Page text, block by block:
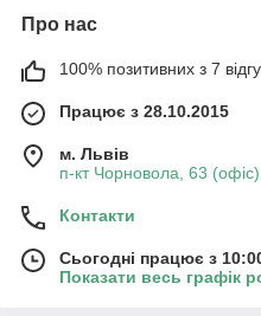
Про нас
100% позитивних з 7
Працює з 28.10.2015
м. Львів
п-кт Чорновола, 63
Контакти
Сьогодні працює з
Показати весь графік